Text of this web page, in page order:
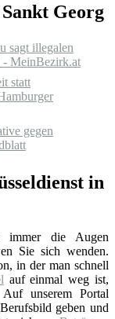
Georg
sagt illegalen
- MeinBezirk.at
statt
gegen
in
immer die Augen
Sie sich wenden.
in der man schnell
auf einmal weg ist,
unserem Portal
geben und